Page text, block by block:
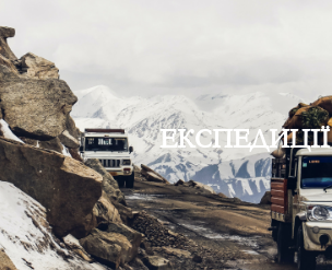
ЕКСПЕДИЦІЇ